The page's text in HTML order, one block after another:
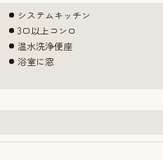
システムキッチン
3口以上コンロ
温水洗浄便座
浴室に窓